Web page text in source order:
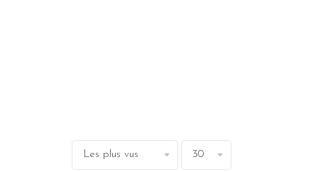
Les plus vus 30